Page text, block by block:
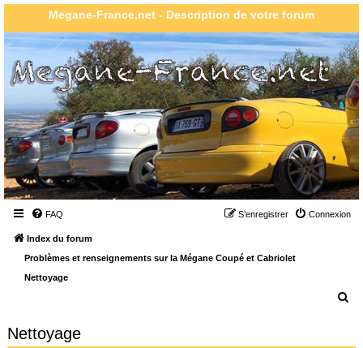
Megane-France.net - Description de votre forum
FAQ Connexion
S’enregistrer
Index du forum
Problèmes et renseignements sur la Mégane Coupé et Cabriolet
Nettoyage
Nettoyage